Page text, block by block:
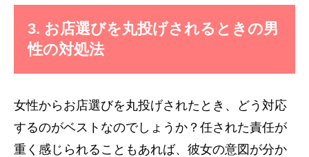
3. お店選びを丸投げされるときの男
性の対処法
女性からお店選びを丸投げされたとき、どう対応
するのがベストなのでしょうか？任された責任が
重く感じられることもあれば、彼女の意図が分か